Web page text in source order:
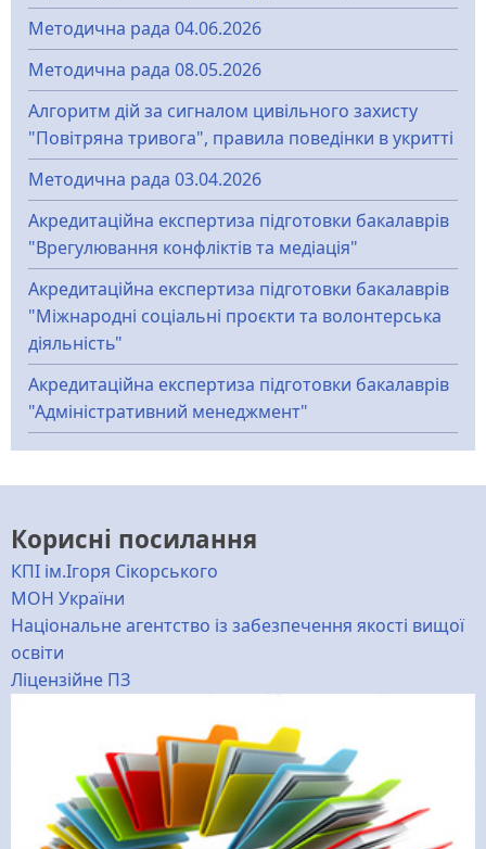
Методична рада 04.06.2026
Методична рада 08.05.2026
Алгоритм дій за сигналом цивільного захисту
"Повітряна тривога", правила поведінки в укритті
Методична рада 03.04.2026
Акредитаційна експертиза підготовки бакалаврів
"Врегулювання конфліктів та медіація"
Акредитаційна експертиза підготовки бакалаврів
"Міжнародні соціальні проєкти та волонтерська
діяльність"
Акредитаційна експертиза підготовки бакалаврів
"Адміністративний менеджмент"
Корисні посилання
КПІ ім.Ігоря Сікорського
МОН України
Національне агентство із забезпечення якості вищої
освіти
Ліцензійне ПЗ